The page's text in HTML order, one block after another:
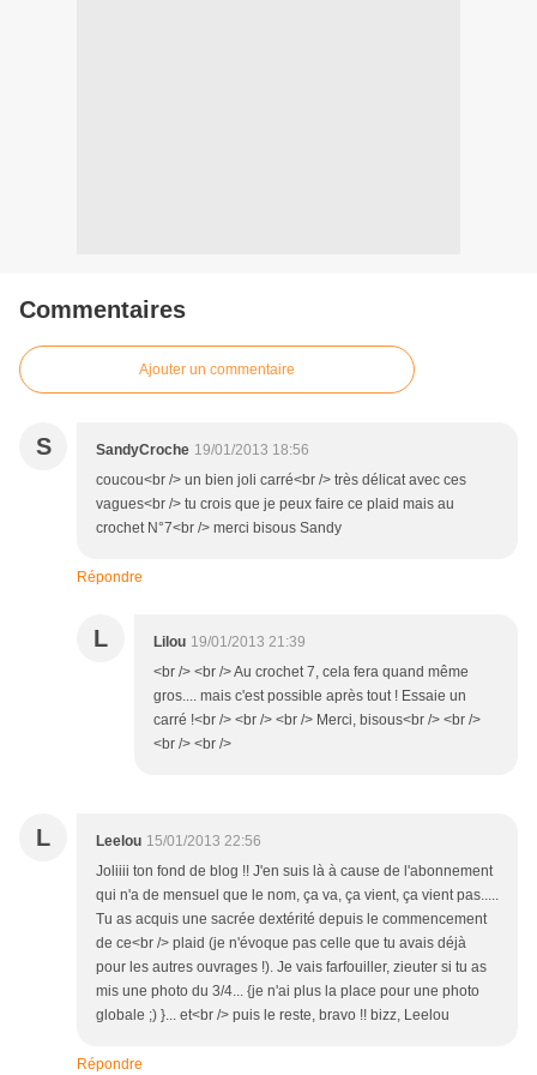
Commentaires
Ajouter un commentaire
S SandyCroche 19/01/2013 18:56
coucou<br /> un bien joli carré<br /> très délicat avec ces
vagues<br /> tu crois que je peux faire ce plaid mais au
crochet N°7<br /> merci bisous Sandy
Répondre
L Lilou 19/01/2013 21:39
<br /> <br /> Au crochet 7, cela fera quand même
gros.... mais c'est possible après tout ! Essaie un
carré !<br /> <br /> <br /> Merci, bisous<br /> <br />
<br /> <br />
L Leelou 15/01/2013 22:56
Joliiii ton fond de blog !! J'en suis là à cause de l'abonnement
qui n'a de mensuel que le nom, ça va, ça vient, ça vient pas.....
Tu as acquis une sacrée dextérité depuis le commencement
de ce<br /> plaid (je n'évoque pas celle que tu avais déjà
pour les autres ouvrages !). Je vais farfouiller, zieuter si tu as
mis une photo du 3/4... {je n'ai plus la place pour une photo
globale ;) }... et<br /> puis le reste, bravo !! bizz, Leelou
Répondre